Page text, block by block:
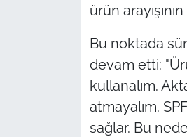
ürün
Bu noktada
devam etti:
kullanalım.
atmayalım.
sağlar. Bu